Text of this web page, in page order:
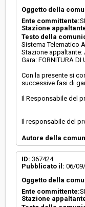
Oggetto della
Ente committente:
Stazione
Testo della
Sistema Telematico
Stazione appaltante:
Gara: FORNITURA DI
Con la presente si
successive fasi di
Il Responsabile del
Il responsabile del
Autore della
ID: 367424
Pubblicato il: 06/
Oggetto della
Ente committente:
Stazione